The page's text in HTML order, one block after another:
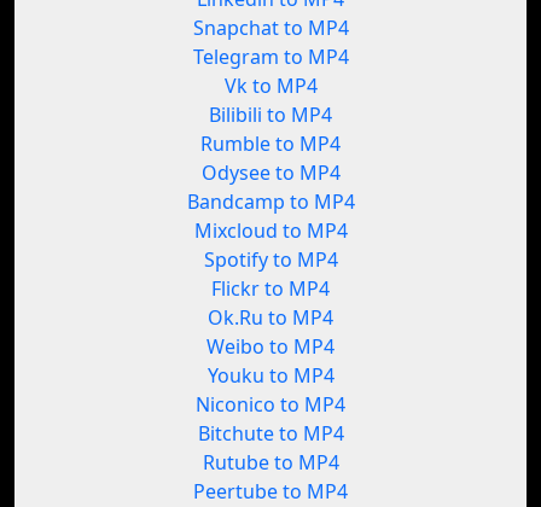
Snapchat to MP4
Telegram to MP4
Vk to MP4
Bilibili to MP4
Rumble to MP4
Odysee to MP4
Bandcamp to MP4
Mixcloud to MP4
Spotify to MP4
Flickr to MP4
Ok.Ru to MP4
Weibo to MP4
Youku to MP4
Niconico to MP4
Bitchute to MP4
Rutube to MP4
Peertube to MP4